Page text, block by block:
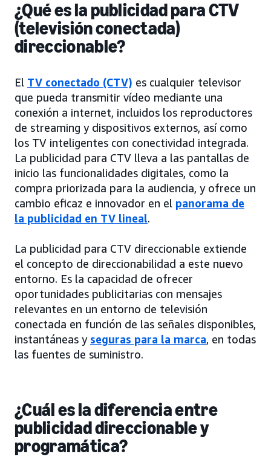
¿Qué es la publicidad para CTV
(televisión conectada)
direccionable?
El TV conectado (CTV) es cualquier televisor
que pueda transmitir vídeo mediante una
conexión a internet, incluidos los reproductores
de streaming y dispositivos externos, así como
los TV inteligentes con conectividad integrada.
La publicidad para CTV lleva a las pantallas de
inicio las funcionalidades digitales, como la
compra priorizada para la audiencia, y ofrece un
cambio eficaz e innovador en el panorama de
la publicidad en TV lineal.
La publicidad para CTV direccionable extiende
el concepto de direccionabilidad a este nuevo
entorno. Es la capacidad de ofrecer
oportunidades publicitarias con mensajes
relevantes en un entorno de televisión
conectada en función de las señales disponibles,
instantáneas y seguras para la marca, en todas
las fuentes de suministro.
¿Cuál es la diferencia entre
publicidad direccionable y
programática?